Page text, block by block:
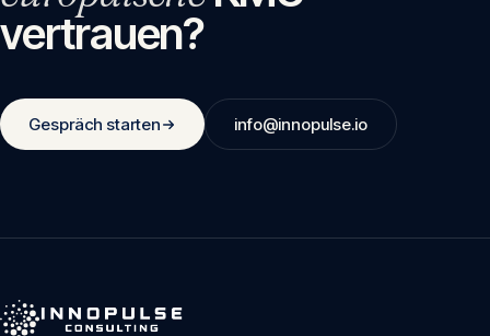
vertrauen?
Gespräch starten info@innopulse.io